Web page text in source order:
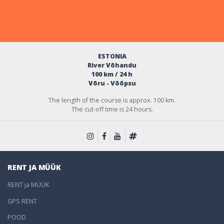
ESTONIA
River Võhandu
100 km / 24 h
Võru - Võõpsu
The length of the course is approx. 100 km.
The cut-off time is 24 hours.
RENT JA MÜÜK
RENT ja MÜÜK
GPS RENT
POOD